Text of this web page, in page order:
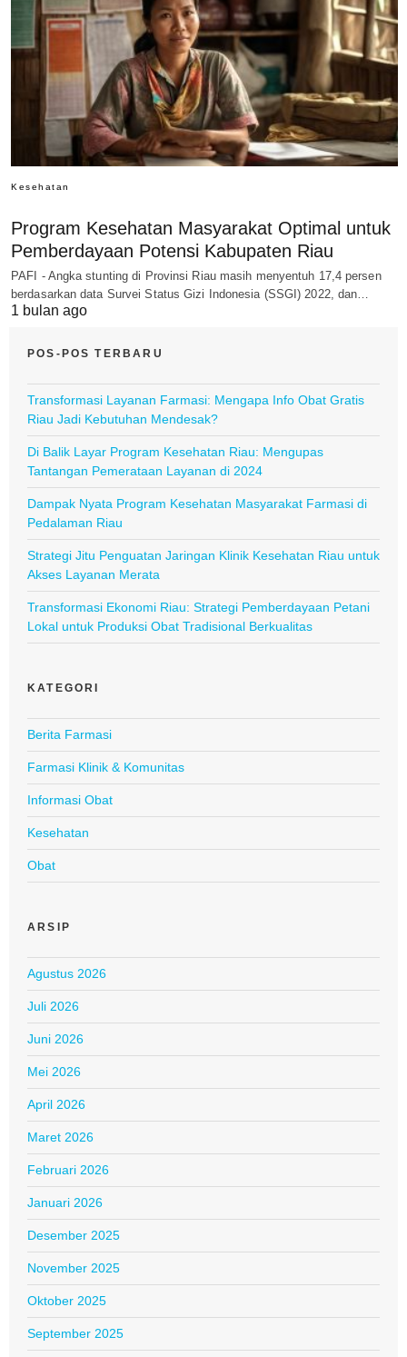
Kesehatan
Program Kesehatan Masyarakat Optimal untuk
Pemberdayaan Potensi Kabupaten Riau
PAFI - Angka stunting di Provinsi Riau masih menyentuh 17,4 persen
berdasarkan data Survei Status Gizi Indonesia (SSGI) 2022, dan…
1 bulan ago
POS-POS TERBARU
Transformasi Layanan Farmasi: Mengapa Info Obat Gratis
Riau Jadi Kebutuhan Mendesak?
Di Balik Layar Program Kesehatan Riau: Mengupas
Tantangan Pemerataan Layanan di 2024
Dampak Nyata Program Kesehatan Masyarakat Farmasi di
Pedalaman Riau
Strategi Jitu Penguatan Jaringan Klinik Kesehatan Riau untuk
Akses Layanan Merata
Transformasi Ekonomi Riau: Strategi Pemberdayaan Petani
Lokal untuk Produksi Obat Tradisional Berkualitas
KATEGORI
Berita Farmasi
Farmasi Klinik & Komunitas
Informasi Obat
Kesehatan
Obat
ARSIP
Agustus 2026
Juli 2026
Juni 2026
Mei 2026
April 2026
Maret 2026
Februari 2026
Januari 2026
Desember 2025
November 2025
Oktober 2025
September 2025